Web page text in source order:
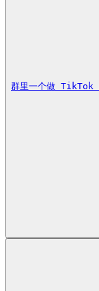
群里一个做 TikTok